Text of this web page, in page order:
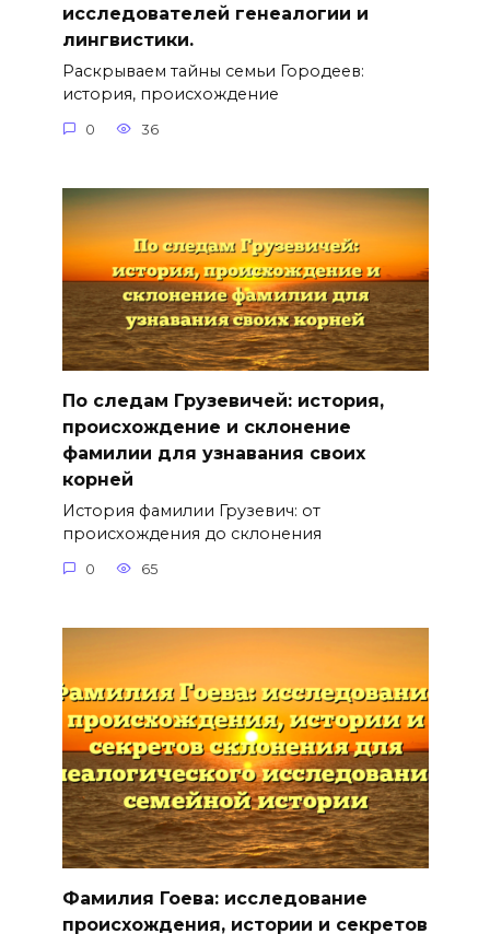
исследователей генеалогии и
лингвистики.
Раскрываем тайны семьи Городеев:
история, происхождение
0 36
По следам Грузевичей: история,
происхождение и склонение
фамилии для узнавания своих
корней
История фамилии Грузевич: от
происхождения до склонения
0 65
Фамилия Гоева: исследование
происхождения, истории и секретов